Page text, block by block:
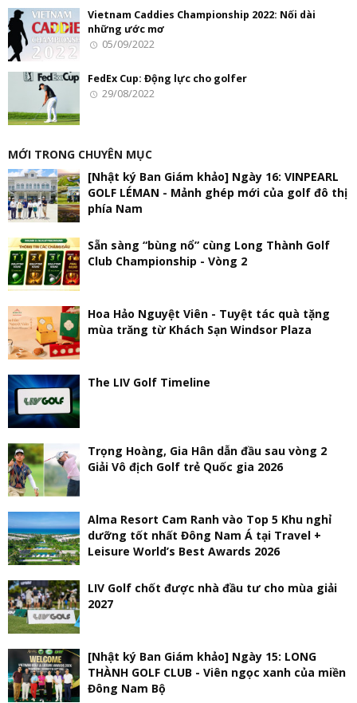
Vietnam Caddies Championship 2022: Nối dài
những ước mơ
05/09/2022
FedEx Cup: Động lực cho golfer
29/08/2022
MỚI TRONG CHUYÊN MỤC
[Nhật ký Ban Giám khảo] Ngày 16: VINPEARL
GOLF LÉMAN - Mảnh ghép mới của golf đô thị
phía Nam
Sẵn sàng “bùng nổ” cùng Long Thành Golf
Club Championship - Vòng 2
Hoa Hảo Nguyệt Viên - Tuyệt tác quà tặng
mùa trăng từ Khách Sạn Windsor Plaza
The LIV Golf Timeline
Trọng Hoàng, Gia Hân dẫn đầu sau vòng 2
Giải Vô địch Golf trẻ Quốc gia 2026
Alma Resort Cam Ranh vào Top 5 Khu nghỉ
dưỡng tốt nhất Đông Nam Á tại Travel +
Leisure World’s Best Awards 2026
LIV Golf chốt được nhà đầu tư cho mùa giải
2027
[Nhật ký Ban Giám khảo] Ngày 15: LONG
THÀNH GOLF CLUB - Viên ngọc xanh của miền
Đông Nam Bộ